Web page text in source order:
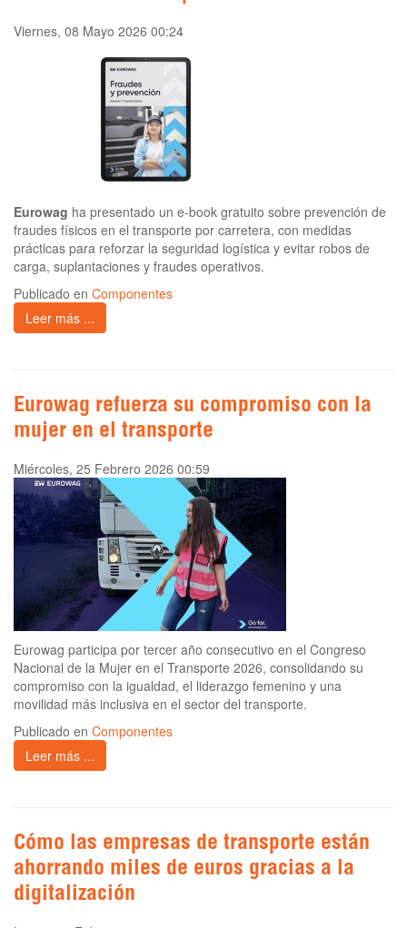
Viernes, 08 Mayo 2026 00:24
Eurowag ha presentado un e-book gratuito sobre prevención de
fraudes físicos en el transporte por carretera, con medidas
prácticas para reforzar la seguridad logística y evitar robos de
carga, suplantaciones y fraudes operativos.
Publicado en Componentes
Leer más ...
Eurowag refuerza su compromiso con la
mujer en el transporte
Miércoles, 25 Febrero 2026 00:59
Eurowag participa por tercer año consecutivo en el Congreso
Nacional de la Mujer en el Transporte 2026, consolidando su
compromiso con la igualdad, el liderazgo femenino y una
movilidad más inclusiva en el sector del transporte.
Publicado en Componentes
Leer más ...
Cómo las empresas de transporte están
ahorrando miles de euros gracias a la
digitalización